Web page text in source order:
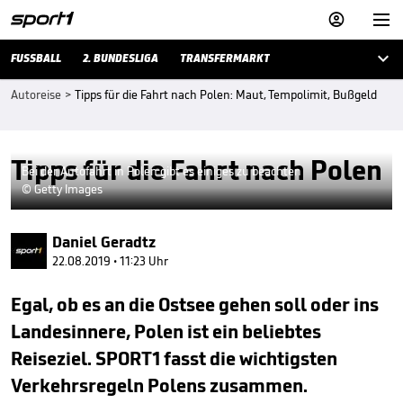


FUSSBALL 2. BUNDESLIGA TRANSFERMARKT 
Autoreise > Tipps für die Fahrt nach Polen: Maut, Tempolimit, Bußgeld
Tipps für die Fahrt nach Polen
Bei der Autofahrt in Polen gibt es einiges zu beachten
© Getty Images
Daniel Geradtz
22.08.2019 • 11:23 Uhr
Egal, ob es an die Ostsee gehen soll oder ins
Landesinnere, Polen ist ein beliebtes
Reiseziel. SPORT1 fasst die wichtigsten
Verkehrsregeln Polens zusammen.